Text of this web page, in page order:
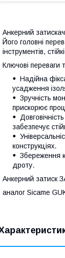
Анкерний
Його головні
інструментів,
Ключові переваги
Надійна
усадження
Зручність
прискорює
забезпечує
конструкціях.
Збереження
дроту.
Анкерний затиск
аналог Sicame